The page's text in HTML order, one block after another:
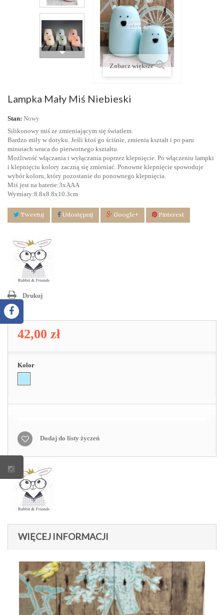
Zobacz większe
Lampka Mały Miś Niebieski
Stan: Nowy
Silikonowy miś ze zmieniającym się światłem.
Bardzo miły w dotyku. Jeśli ktoś go ściśnie, zmienia kształt i po paru
minutach wraca do pierwotnego kształtu.
Możliwość włączania i wyłączania poprzez klepnięcie. Po włączeniu lampki
i klepnięciu kolory zaczną się zmieniać. Ponowne klepnięcie spowoduje
wybór koloru, który pozostanie do ponownego klepnięcia.
Miś jest na baterie:3xAAA
Wymiary:8.8x8.8x10.3cm
Tweetuj Udostępnij Google+ Pinterest
Drukuj
42,00 zł
Kolor
Dodaj do listy życzeń
WIĘCEJ INFORMACJI